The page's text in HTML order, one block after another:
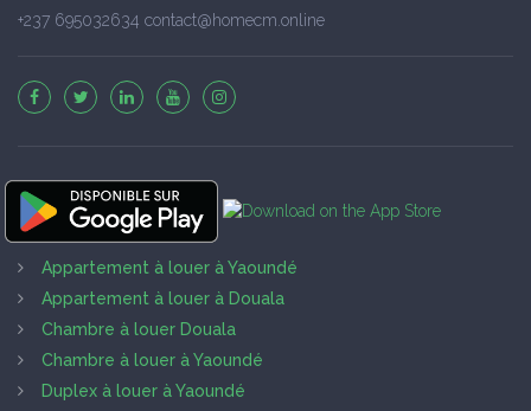
+237 695032634 contact@homecm.online
Appartement à louer à Yaoundé
Appartement à louer à Douala
Chambre à louer Douala
Chambre à louer à Yaoundé
Duplex à louer à Yaoundé